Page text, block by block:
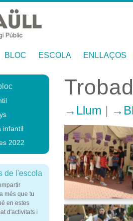
BLOC ESCOLA ENLLAÇOS
infantil
2022
de l'escola
més que tu
en estes
d'activitats i
Llum |